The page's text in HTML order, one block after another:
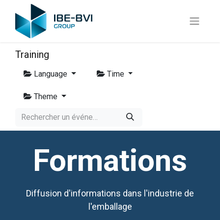
Training
Language Time
Theme
Formations
Diffusion d'informations dans l'industrie de
l'emballage